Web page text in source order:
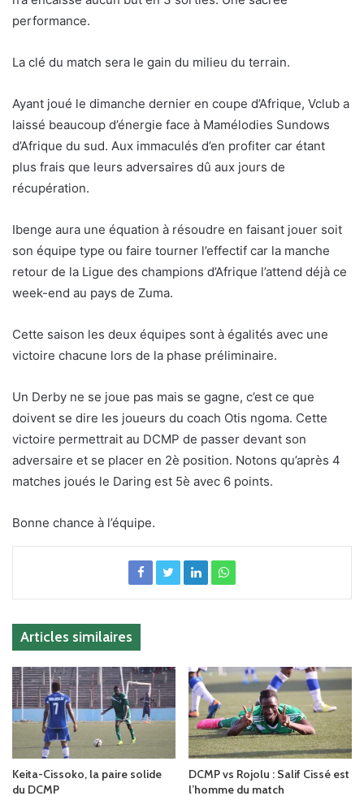
performance.
La clé du match sera le gain du milieu du terrain.
Ayant joué le dimanche dernier en coupe d’Afrique, Vclub a
laissé beaucoup d’énergie face à Mamélodies Sundows
d’Afrique du sud. Aux immaculés d’en profiter car étant
plus frais que leurs adversaires dû aux jours de
récupération.
Ibenge aura une équation à résoudre en faisant jouer soit
son équipe type ou faire tourner l’effectif car la manche
retour de la Ligue des champions d’Afrique l’attend déjà ce
week-end au pays de Zuma.
Cette saison les deux équipes sont à égalités avec une
victoire chacune lors de la phase préliminaire.
Un Derby ne se joue pas mais se gagne, c’est ce que
doivent se dire les joueurs du coach Otis ngoma. Cette
victoire permettrait au DCMP de passer devant son
adversaire et se placer en 2è position. Notons qu’après 4
matches joués le Daring est 5è avec 6 points.
Bonne chance à l’équipe.
Articles similaires
Keita-Cissoko, la paire solide
du DCMP
DCMP vs Rojolu : Salif Cissé est
l’homme du match